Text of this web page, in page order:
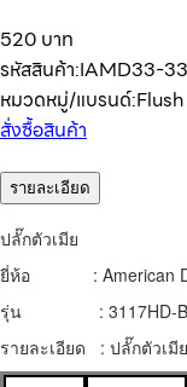
520 บาท
รหัสสินค้า:IAMD33-
หมวดหมู่/แบรนด์:
สั่งซื้อสินค้า
รายละเอียด
ปลั๊กตัวเมีย
ยี่ห้อ : American
รุ่น : 3117HD-
รายละเอียด : ปลั๊กตัวเมี